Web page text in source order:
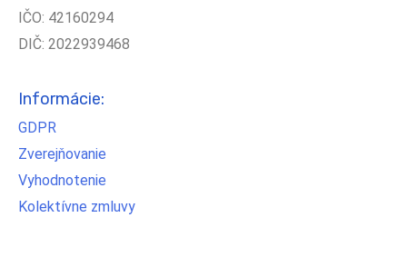
IČO: 42160294
DIČ: 2022939468
Informácie:
GDPR
Zverejňovanie
Vyhodnotenie
Kolektívne zmluvy